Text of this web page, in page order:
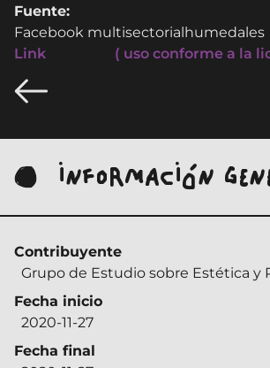
Fuente:
Facebook multisectorialhumedales
Link
( uso conforme a la
INFORMACIÓN
Contribuyente
Grupo de Estudio sobre Estética y
Fecha inicio
2020-11-27
Fecha final